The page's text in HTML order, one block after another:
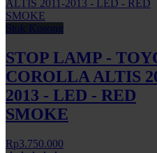
Stok Kosong
STOP LAMP -
COROLLA ALTIS
2013 - LED - RED
SMOKE
Rp3.750.000